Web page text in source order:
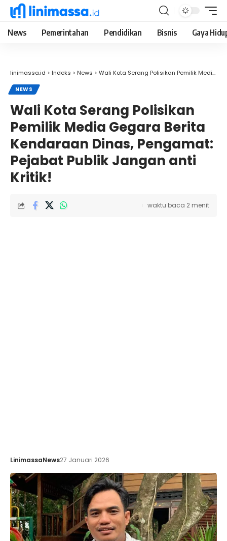
News Pemerintahan Pendidikan Bisnis Gaya
linimassa.id > Indeks > News > Wali Kota Serang Polisikan Pemilik Media Gegara Berita Kendaraan Dinas, Pengamat: Pejabat Publik Jangan anti Kritik!
NEWS
Wali Kota Serang Polisikan
Pemilik Media Gegara Berita
Kendaraan Dinas, Pengamat:
Pejabat Publik Jangan anti
Kritik!
LinimassaNews27 Januari 2026
waktu baca 2 menit